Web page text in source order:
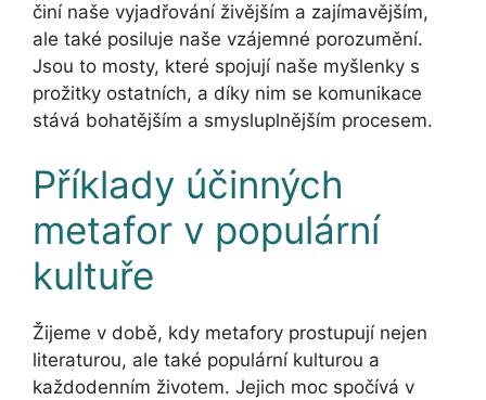
činí naše vyjadřování živějším a zajímavějším,
ale také posiluje naše vzájemné porozumění.
Jsou to mosty, které spojují naše myšlenky s
prožitky ostatních, a díky nim se komunikace
stává bohatějším a smysluplnějším procesem.
Příklady účinných
metafor v populární
kultuře
Žijeme v době, kdy metafory prostupují nejen
literaturou, ale také populární kulturou a
každodenním životem. Jejich moc spočívá v